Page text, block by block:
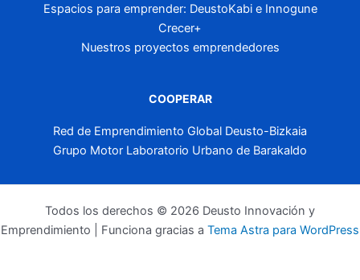
Espacios para emprender: DeustoKabi e Innogune
Crecer+
Nuestros proyectos emprendedores
COOPERAR
Red de Emprendimiento Global Deusto-Bizkaia
Grupo Motor Laboratorio Urbano de Barakaldo
Todos los derechos © 2026 Deusto Innovación y
Emprendimiento | Funciona gracias a Tema Astra para WordPress